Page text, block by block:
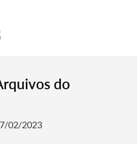
do
02/2023